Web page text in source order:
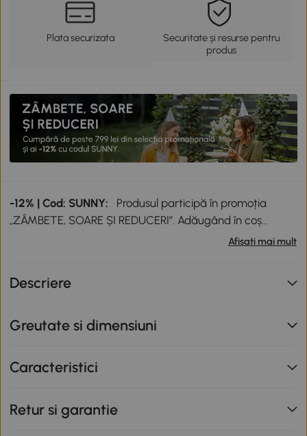
Plata securizata
Securitate și resurse pentru
produs
-12% | Cod: SUNNY:
Produsul participă în promoția
„ZÂMBETE, SOARE ȘI REDUCERI”. Adăugând în coș
produse participante în valoare totală de peste 799 lei,
valabilă până la data de 12.08.2026.
Afisati mai mult
Descriere
Greutate si dimensiuni
Caracteristici
Retur si garantie